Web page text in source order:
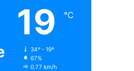
19 ℃
34º - 19º
67%
0.77 km/h